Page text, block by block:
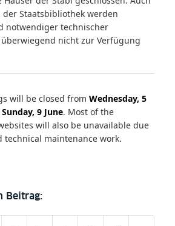
der Staatsbibliothek werden
notwendiger technischer
nicht zur Verfügung
will be closed from Wednesday, 5
9 June. Most of the
will also be unavailable due
technical maintenance work.